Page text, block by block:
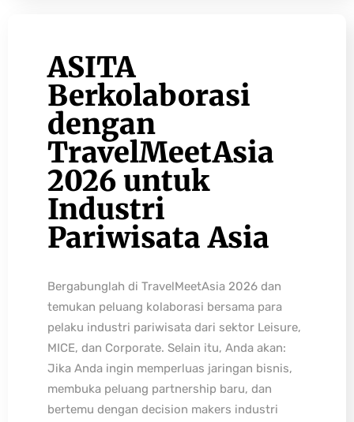
ASITA
Berkolaborasi
dengan
TravelMeetAsia
2026 untuk
Industri
Pariwisata Asia
Bergabunglah di TravelMeetAsia 2026 dan
temukan peluang kolaborasi bersama para
pelaku industri pariwisata dari sektor Leisure,
MICE, dan Corporate. Selain itu, Anda akan:
Jika Anda ingin memperluas jaringan bisnis,
membuka peluang partnership baru, dan
bertemu dengan decision makers industri